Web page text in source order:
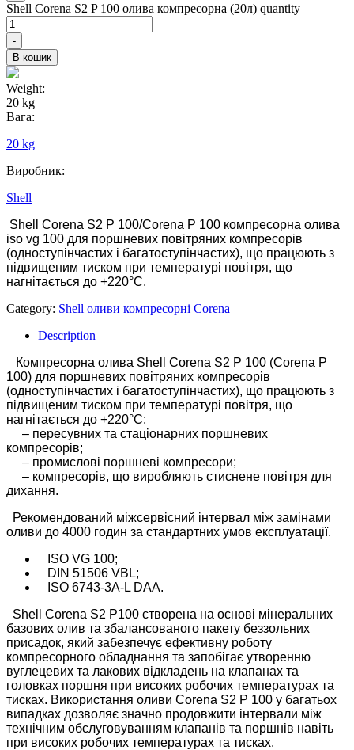
Shell Corena S2 P 100 олива компресорна (20л) quantity
-
В кошик
Weight:
20 kg
Вага:
20 kg
Виробник:
Shell
Shell Corena S2 P 100/Corena P 100 компресорна олива
iso vg 100 для поршневих повітряних компресорів
(одноступінчастих і багатоступінчастих), що працюють з
підвищеним тиском при температурі повітря, що
нагнітається до +220°C.
Category: Shell оливи компресорні Corena
Description
Компресорна олива Shell Corena S2 P 100 (Corena P
100) для поршневих повітряних компресорів
(одноступінчастих і багатоступінчастих), що працюють з
підвищеним тиском при температурі повітря, що
нагнітається до +220°C:
– пересувних та стаціонарних поршневих
компресорів;
– промислові поршневі компресори;
– компресорів, що виробляють стиснене повітря для
дихання.
Рекомендований міжсервісний інтервал між замінами
оливи до 4000 годин за стандартних умов експлуатації.
ISO VG 100;
DIN 51506 VBL;
ISO 6743-3A-L DAA.
Shell Corena S2 P100 створена на основі мінеральних
базових олив та збалансованого пакету беззольних
присадок, який забезпечує ефективну роботу
компресорного обладнання та запобігає утворенню
вуглецевих та лакових відкладень на клапанах та
головках поршня при високих робочих температурах та
тисках. Використання оливи Corena S2 P 100 у багатьох
випадках дозволяє значно продовжити інтервали між
технічним обслуговуванням клапанів та поршнів навіть
при високих робочих температурах та тисках.